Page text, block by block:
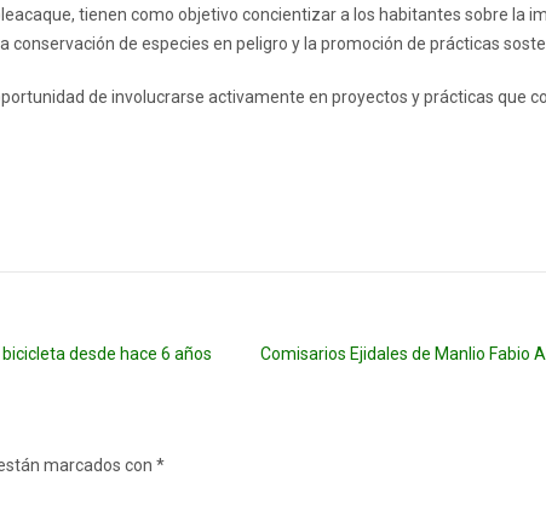
tienen como objetivo concientizar a los habitantes sobre la
de especies en peligro y la promoción de prácticas
de involucrarse activamente en proyectos y prácticas que
desde hace 6 años Comisarios Ejidales de Manlio Fabio
marcados con *